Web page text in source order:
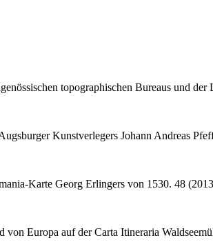
topographischen Bureaus und
Kunstverlegers Johann Andreas
Karte Georg Erlingers von 1530. 48
von Europa auf der Carta Itineraria